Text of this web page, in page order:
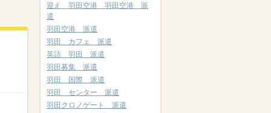
迎え 羽田空港 羽田空港 派
遣
羽田空港 派遣
羽田 カフェ 派遣
英語 羽田 派遣
羽田募集 派遣
羽田 国際 派遣
羽田 センター 派遣
羽田クロノゲート 派遣